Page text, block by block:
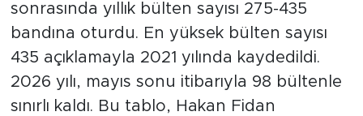
sonrasında yıllık bülten sayısı 275-435
bandına oturdu. En yüksek bülten sayısı
435 açıklamayla 2021 yılında kaydedildi.
2026 yılı, mayıs sonu itibarıyla 98 bültenle
sınırlı kaldı. Bu tablo, Hakan Fidan